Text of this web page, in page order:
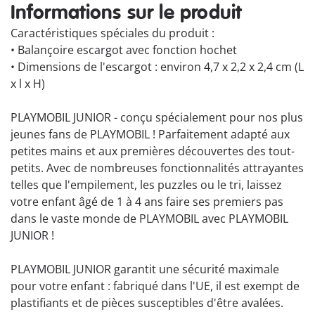
Informations sur le produit
Caractéristiques spéciales du produit :
• Balançoire escargot avec fonction hochet
• Dimensions de l'escargot : environ 4,7 x 2,2 x 2,4 cm (L
x l x H)
PLAYMOBIL JUNIOR - conçu spécialement pour nos plus
jeunes fans de PLAYMOBIL ! Parfaitement adapté aux
petites mains et aux premières découvertes des tout-
petits. Avec de nombreuses fonctionnalités attrayantes
telles que l'empilement, les puzzles ou le tri, laissez
votre enfant âgé de 1 à 4 ans faire ses premiers pas
dans le vaste monde de PLAYMOBIL avec PLAYMOBIL
JUNIOR !
PLAYMOBIL JUNIOR garantit une sécurité maximale
pour votre enfant : fabriqué dans l'UE, il est exempt de
plastifiants et de pièces susceptibles d'être avalées.